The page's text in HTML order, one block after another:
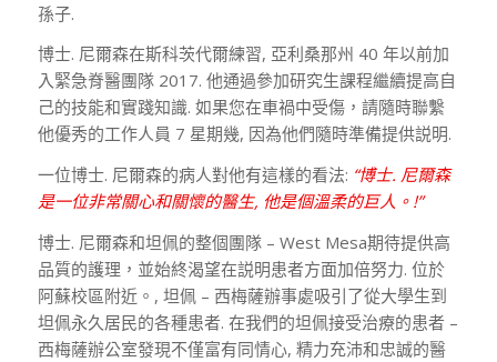
孫子.
博士. 尼爾森在斯科茨代爾練習, 亞利桑那州 40 年以前加
入緊急脊醫團隊 2017. 他通過參加研究生課程繼續提高自
己的技能和實踐知識. 如果您在車禍中受傷，請隨時聯繫
他優秀的工作人員 7 星期幾, 因為他們隨時準備提供説明.
一位博士. 尼爾森的病人對他有這樣的看法: “博士. 尼爾森
是一位非常關心和關懷的醫生, 他是個溫柔的巨人。!”
博士. 尼爾森和坦佩的整個團隊 – West Mesa期待提供高
品質的護理，並始終渴望在説明患者方面加倍努力. 位於
阿蘇校區附近。, 坦佩 – 西梅薩辦事處吸引了從大學生到
坦佩永久居民的各種患者. 在我們的坦佩接受治療的患者 –
西梅薩辦公室發現不僅富有同情心, 精力充沛和忠誠的醫